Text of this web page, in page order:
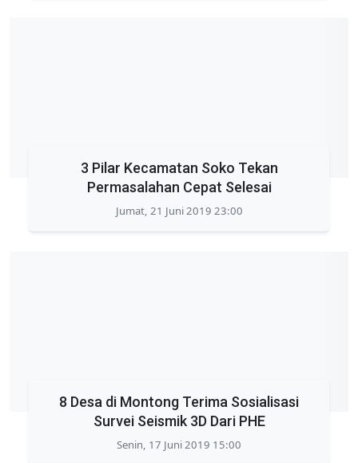
3 Pilar Kecamatan Soko Tekan
Permasalahan Cepat Selesai
Jumat, 21 Juni 2019 23:00
8 Desa di Montong Terima Sosialisasi
Survei Seismik 3D Dari PHE
Senin, 17 Juni 2019 15:00